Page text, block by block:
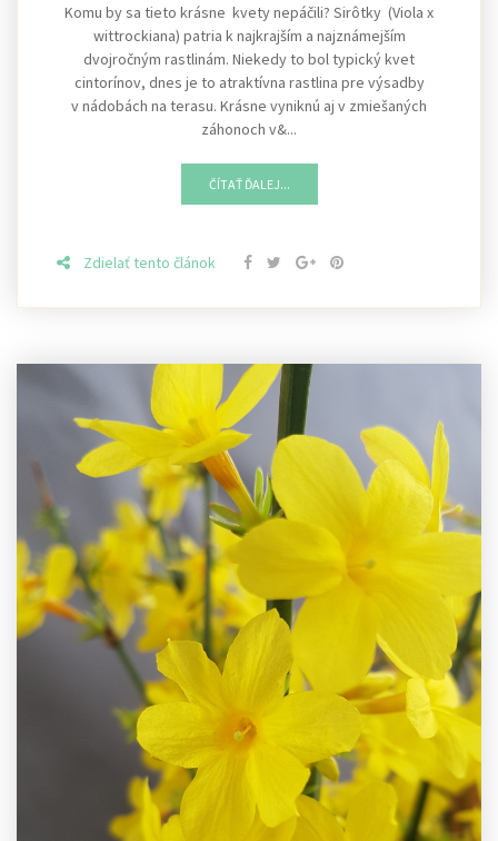
Komu by sa tieto krásne kvety nepáčili? Sirôtky (Viola x
wittrockiana) patria k najkrajším a najznámejším
dvojročným rastlinám. Niekedy to bol typický kvet
cintorínov, dnes je to atraktívna rastlina pre výsadby
v nádobách na terasu. Krásne vyniknú aj v zmiešaných
záhonoch v&...
ČÍTAŤ ĎALEJ...
Zdielať tento článok